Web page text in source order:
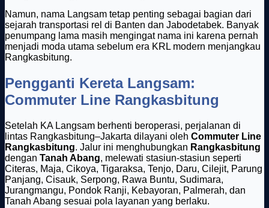
Namun, nama Langsam tetap penting sebagai bagian dari
sejarah transportasi rel di Banten dan Jabodetabek. Banyak
penumpang lama masih mengingat nama ini karena pernah
menjadi moda utama sebelum era KRL modern menjangkau
Rangkasbitung.
Pengganti Kereta Langsam:
Commuter Line Rangkasbitung
Setelah KA Langsam berhenti beroperasi, perjalanan di
lintas Rangkasbitung–Jakarta dilayani oleh Commuter Line
Rangkasbitung. Jalur ini menghubungkan Rangkasbitung
dengan Tanah Abang, melewati stasiun-stasiun seperti
Citeras, Maja, Cikoya, Tigaraksa, Tenjo, Daru, Cilejit, Parung
Panjang, Cisauk, Serpong, Rawa Buntu, Sudimara,
Jurangmangu, Pondok Ranji, Kebayoran, Palmerah, dan
Tanah Abang sesuai pola layanan yang berlaku.